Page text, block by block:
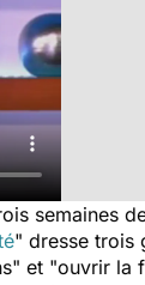
semaines
" dresse trois
et "ouvrir la